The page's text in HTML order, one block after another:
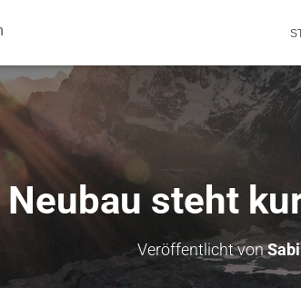
Neubau steht
Veröffentlicht von